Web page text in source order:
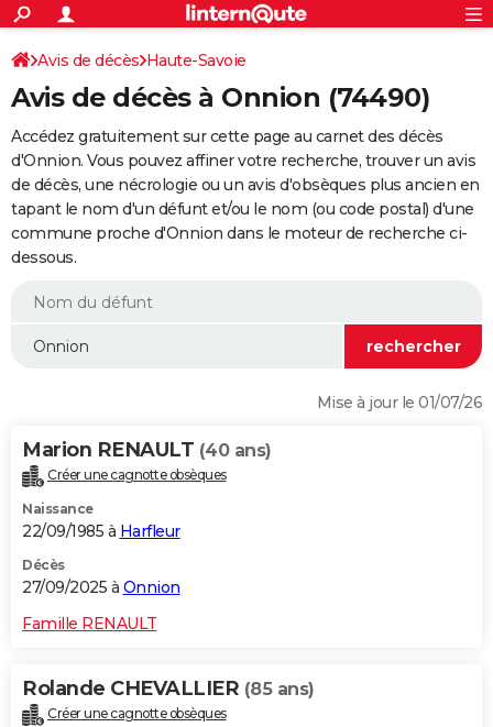
ACTUALITÉS
Politique
Société
Faits Divers
Education
Monde
Villes
+
SPORT
Coupe du monde 2026
Football
Tennis
Cyclisme
Rugby
Forum
Programme TV
TNT
Streaming
Cinéma
Sorties cinéma
Musique
+
FINANCE
Retraite
Epargne
Immobilier
Risques naturels par ville
Assurance
AUTO
Essais
Réserver un essai
Citadines
Berlines
SUV
Forum auto
+
HIGH-TECH
BRICOLAGE
WEEK-END
Alimentation
Guide de la santé
Maladies
Médicaments
Sommeil
VOYAGE
Destinations
City break
Voyage nature
Voyage de noces
Forum
Climat
+PHOTO
GUIDES D'ACHAT
Carte de Noël
Carte Bonne année
Carte Saint-Valentin
Carte Pâques
Carte d'anniversaire
DICTIONNAIRE
S'inscrire
Connexion
Avis de décès Haute-Savoie
Avis de décès à Onnion (74490)
Accédez gratuitement sur cette page au carnet des décès
d'Onnion. Vous pouvez affiner votre recherche, trouver un avis
de décès, une nécrologie ou un avis d'obsèques plus ancien en
tapant le nom d'un défunt et/ou le nom (ou code postal) d'une
commune proche d'Onnion dans le moteur de recherche ci-
dessous.
Mise à jour le 01/07/26
Marion RENAULT (40 ans)
Créer une cagnotte obsèques
Naissance
22/09/1985 à Harfleur
Décès
27/09/2025 à Onnion
Famille RENAULT
Rolande CHEVALLIER (85 ans)
Créer une cagnotte obsèques